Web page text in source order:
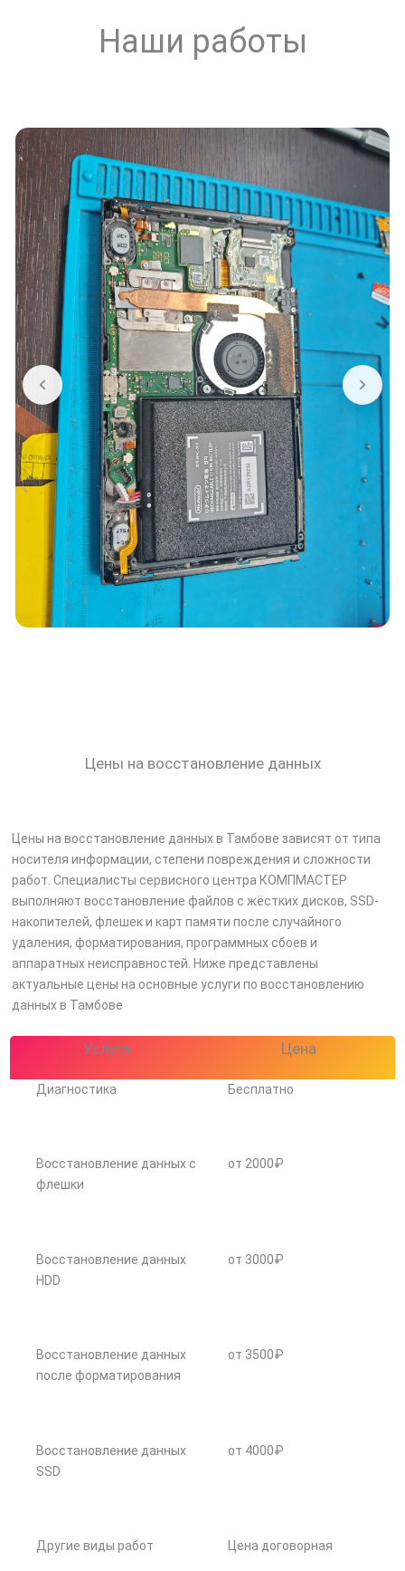
Наши работы
Цены на восстановление данных
Цены на восстановление данных в Тамбове зависят от типа
носителя информации, степени повреждения и сложности
работ. Специалисты сервисного центра КОМПМАСТЕР
выполняют восстановление файлов с жёстких дисков, SSD-
накопителей, флешек и карт памяти после случайного
удаления, форматирования, программных сбоев и
аппаратных неисправностей. Ниже представлены
актуальные цены на основные услуги по восстановлению
данных в Тамбове
Услуга Цена
Диагностика Бесплатно
Восстановление данных с
флешки
от 2000₽
Восстановление данных
HDD
от 3000₽
Восстановление данных
после форматирования
от 3500₽
Восстановление данных
SSD
от 4000₽
Другие виды работ Цена договорная